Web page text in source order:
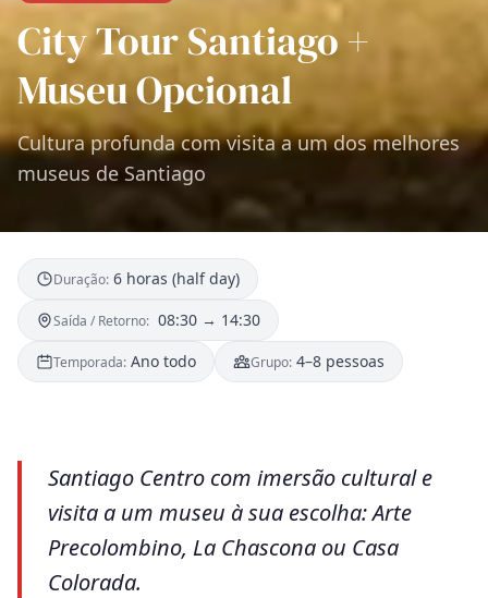
City Tour Santiago +
Museu Opcional
Cultura profunda com visita a um dos melhores
museus de Santiago
Duração: 6 horas (half day)
Saída / Retorno: 08:30 → 14:30
Temporada: Ano todo Grupo: 4–8 pessoas
Santiago Centro com imersão cultural e
visita a um museu à sua escolha: Arte
Precolombino, La Chascona ou Casa
Colorada.